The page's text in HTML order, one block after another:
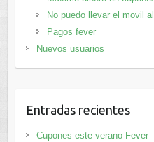
No puedo llevar el movil
Pagos fever
Nuevos usuarios
Entradas recientes
Cupones este verano Fever